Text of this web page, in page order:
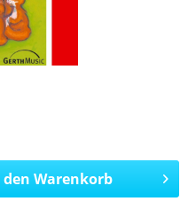
den Warenkorb